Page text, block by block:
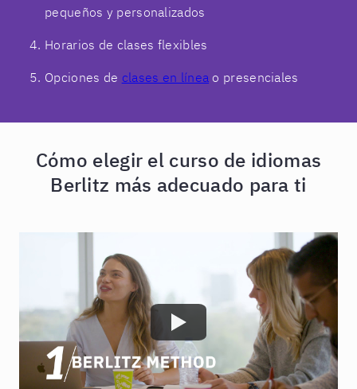
pequeños y personalizados
Horarios de clases flexibles
Opciones de clases en línea o presenciales
Cómo elegir el curso de idiomas
Berlitz más adecuado para ti